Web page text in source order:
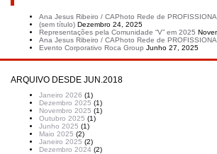
Ana Jesus Ribeiro / CAPhoto Rede de
(sem título) Dezembro 24, 2025
Representações pela Comunidade “V” em 2025
Ana Jesus Ribeiro / CAPhoto Rede de
Evento Corporativo Roca Group Junho 27, 2025
ARQUIVO DESDE JUN.2018
Janeiro 2026 (1)
Dezembro 2025 (1)
Novembro 2025 (1)
Outubro 2025 (1)
Junho 2025 (1)
Maio 2025 (2)
Janeiro 2025 (2)
Dezembro 2024 (2)